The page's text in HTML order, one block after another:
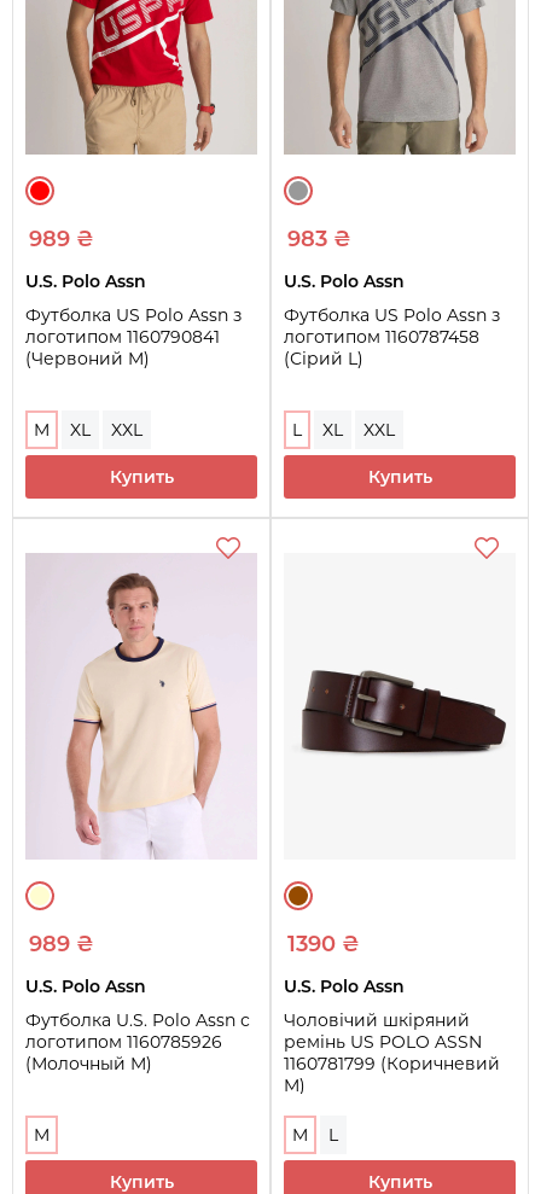
989 ₴
U.S. Polo Assn
Футболка US Polo Assn з
логотипом 1160790841
(Червоний M)
M XL XXL
Купить
983 ₴
U.S. Polo Assn
Футболка US Polo Assn з
логотипом 1160787458
(Сірий L)
L XL XXL
Купить
989 ₴
U.S. Polo Assn
Футболка U.S. Polo Assn с
логотипом 1160785926
(Молочный M)
M
Купить
1390 ₴
U.S. Polo Assn
Чоловічий шкіряний
ремінь US POLO ASSN
1160781799 (Коричневий
M)
M L
Купить